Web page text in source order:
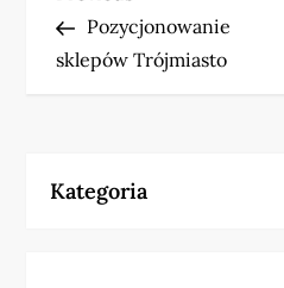
a
g
PostPozycjonowanie
sklepów Trójmiasto
Kategoria